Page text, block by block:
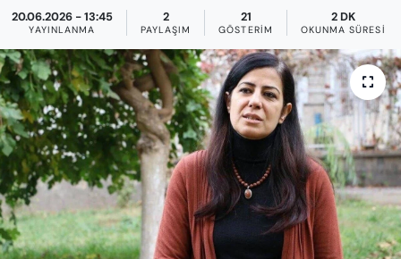
20.06.2026 - 13:45
YAYINLANMA
2
PAYLAŞIM
21
GÖSTERIM
2 DK
OKUNMA SÜRESI
KADIN
SAĞLIK
SPOR
KÜLTÜR-SANAT
MAGAZİN
ÖZEL HABER